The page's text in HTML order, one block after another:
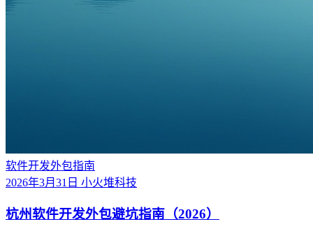
软件开发外包指南
2026年3月31日 小火堆科技
杭州软件开发外包避坑指南（2026）